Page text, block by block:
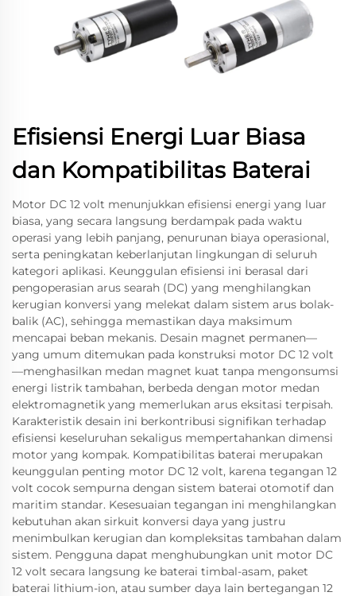
Efisiensi Energi Luar Biasa
dan Kompatibilitas Baterai
Motor DC 12 volt menunjukkan efisiensi energi yang luar
biasa, yang secara langsung berdampak pada waktu
operasi yang lebih panjang, penurunan biaya operasional,
serta peningkatan keberlanjutan lingkungan di seluruh
kategori aplikasi. Keunggulan efisiensi ini berasal dari
pengoperasian arus searah (DC) yang menghilangkan
kerugian konversi yang melekat dalam sistem arus bolak-
balik (AC), sehingga memastikan daya maksimum
mencapai beban mekanis. Desain magnet permanen—
yang umum ditemukan pada konstruksi motor DC 12 volt
—menghasilkan medan magnet kuat tanpa mengonsumsi
energi listrik tambahan, berbeda dengan motor medan
elektromagnetik yang memerlukan arus eksitasi terpisah.
Karakteristik desain ini berkontribusi signifikan terhadap
efisiensi keseluruhan sekaligus mempertahankan dimensi
motor yang kompak. Kompatibilitas baterai merupakan
keunggulan penting motor DC 12 volt, karena tegangan 12
volt cocok sempurna dengan sistem baterai otomotif dan
maritim standar. Kesesuaian tegangan ini menghilangkan
kebutuhan akan sirkuit konversi daya yang justru
menimbulkan kerugian dan kompleksitas tambahan dalam
sistem. Pengguna dapat menghubungkan unit motor DC
12 volt secara langsung ke baterai timbal-asam, paket
baterai lithium-ion, atau sumber daya lain bertegangan 12